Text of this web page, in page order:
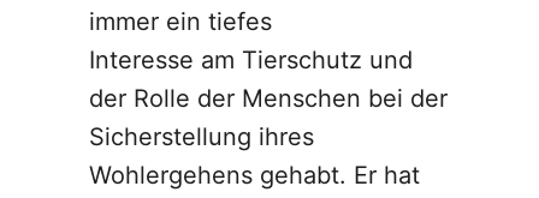
immer ein tiefes
Interesse am Tierschutz und
der Rolle der Menschen bei der
Sicherstellung ihres
Wohlergehens gehabt. Er hat